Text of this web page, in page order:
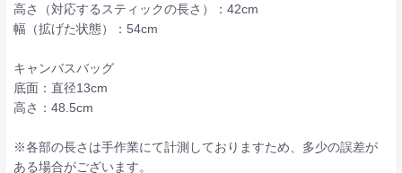
高さ（対応するスティックの長さ）：42cm
幅（拡げた状態）：54cm
キャンバスバッグ
底面：直径13cm
高さ：48.5cm
※各部の長さは手作業にて計測しておりますため、多少の誤差が
ある場合がございます。